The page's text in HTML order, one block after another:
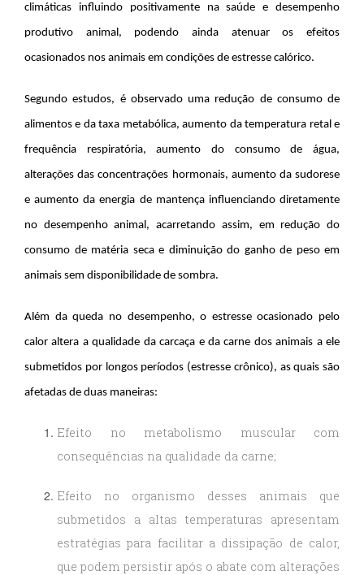
climáticas influindo positivamente na saúde e desempenho
produtivo animal, podendo ainda atenuar os efeitos
ocasionados nos animais em condições de estresse calórico.
Segundo estudos, é observado uma redução de consumo de
alimentos e da taxa metabólica, aumento da temperatura retal e
frequência respiratória, aumento do consumo de água,
alterações das concentrações hormonais, aumento da sudorese
e aumento da energia de mantença influenciando diretamente
no desempenho animal, acarretando assim, em redução do
consumo de matéria seca e diminuição do ganho de peso em
animais sem disponibilidade de sombra.
Além da queda no desempenho, o estresse ocasionado pelo
calor altera a qualidade da carcaça e da carne dos animais a ele
submetidos por longos períodos (estresse crônico), as quais são
afetadas de duas maneiras:
Efeito no metabolismo muscular com
consequências na qualidade da carne;
Efeito no organismo desses animais que
submetidos a altas temperaturas apresentam
estratégias para facilitar a dissipação de calor,
que podem persistir após o abate com alterações